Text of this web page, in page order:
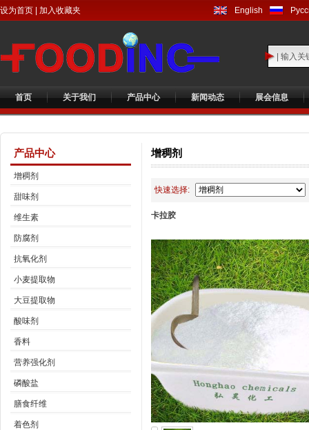
设为首页 加入收藏夹 English
首页 关于我们 产品中心 新闻动态 展会信息
产品中心
增稠剂
甜味剂
维生素
防腐剂
抗氧化剂
小麦提取物
大豆提取物
酸味剂
香料
营养强化剂
磷酸盐
膳食纤维
着色剂
增稠剂
快速选择:
卡拉胶